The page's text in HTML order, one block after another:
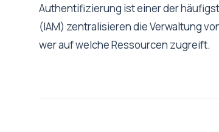
Authentifizierung ist einer der
(IAM) zentralisieren die Verwaltung
wer auf welche Ressourcen zugreift.